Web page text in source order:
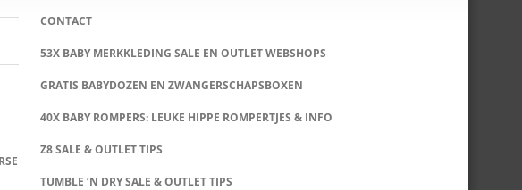
CONTACT
53X BABY MERKKLEDING SALE EN OUTLET WEBSHOPS
GRATIS BABYDOZEN EN ZWANGERSCHAPSBOXEN
40X BABY ROMPERS: LEUKE HIPPE ROMPERTJES & INFO
Z8 SALE & OUTLET TIPS
TUMBLE ‘N DRY SALE & OUTLET TIPS